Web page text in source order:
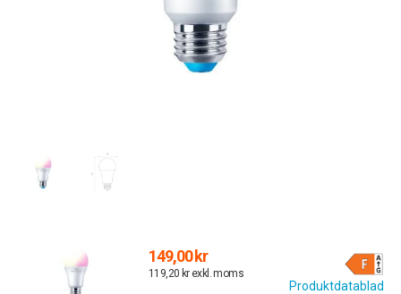
Produktdatablad
149,00 kr
119,20 kr exkl. moms